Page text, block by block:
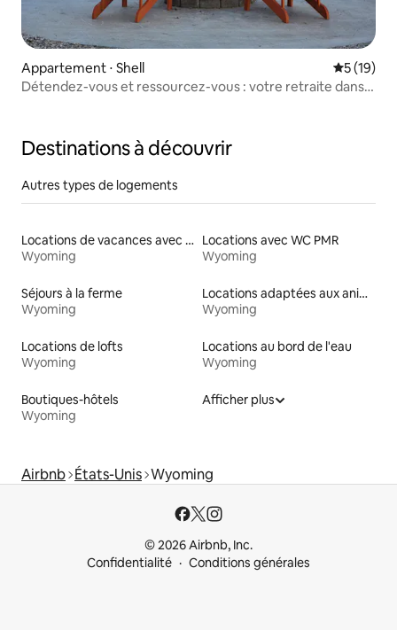
Appartement ⋅ Shell
5 (19)
Détendez-vous et ressourcez-vous : votre retraite dans
Destinations à découvrir
Autres types de logements
Locations de vacances avec piscine
Wyoming
Locations avec WC PMR
Wyoming
Séjours à la ferme
Wyoming
Locations adaptées aux animaux
Wyoming
Locations de lofts
Wyoming
Locations au bord de l'eau
Wyoming
Boutiques-hôtels
Wyoming
Afficher plus
Airbnb États-Unis Wyoming
© 2026 Airbnb, Inc.
Confidentialité
Conditions générales